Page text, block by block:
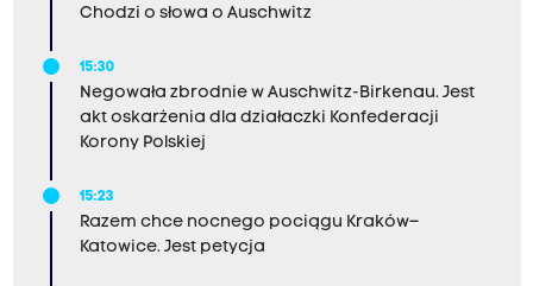
Chodzi o słowa o Auschwitz
15:30
Negowała zbrodnie w Auschwitz-Birkenau. Jest
akt oskarżenia dla działaczki Konfederacji
Korony Polskiej
15:23
Razem chce nocnego pociągu Kraków–
Katowice. Jest petycja